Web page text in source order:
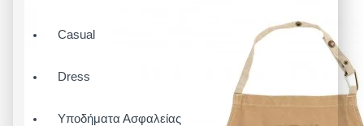
Casual
Dress
Υποδήματα Ασφαλείας